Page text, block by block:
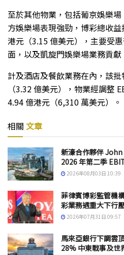
至於其他物業，包括葡京娛樂
方娛樂場表現強勁，博彩總收
港元（3.15 億美元），主要受
面，以及凱旋門娛樂場業務貢獻
計及酒店及餐飲業務在內，該
（3.32 億美元），物業經調整
4.94 億港元（6,310 萬美元）。
相關 文章
新濠合作夥伴
2026 年第二季
2026年08月03日 10:39
菲律賓博彩監管機
彩業務遇重大下行
2026年07月31日 09:57
馬來亞銀行下調雲
28% 中東戰事及世